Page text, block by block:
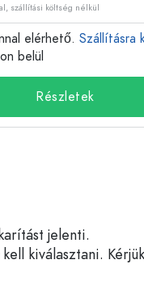
szállítási költség nélkül
elérhető. Szállításra
belül
Részletek
jelenti.
kiválasztani.